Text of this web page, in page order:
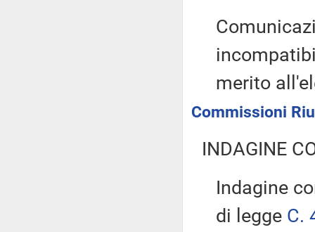
merito
Commissioni
INDAGINE
Indagine
di legge C.